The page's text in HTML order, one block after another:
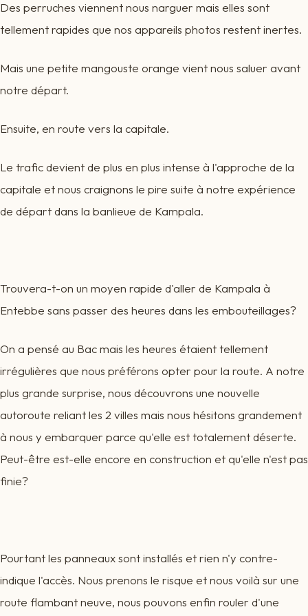
Des perruches viennent nous narguer mais elles sont
tellement rapides que nos appareils photos restent inertes.
Mais une petite mangouste orange vient nous saluer avant
notre départ.
Ensuite, en route vers la capitale.
Le trafic devient de plus en plus intense à l'approche de la
capitale et nous craignons le pire suite à notre expérience
de départ dans la banlieue de Kampala.
Trouvera-t-on un moyen rapide d'aller de Kampala à
Entebbe sans passer des heures dans les embouteillages?
On a pensé au Bac mais les heures étaient tellement
irrégulières que nous préférons opter pour la route. A notre
plus grande surprise, nous découvrons une nouvelle
autoroute reliant les 2 villes mais nous hésitons grandement
à nous y embarquer parce qu'elle est totalement déserte.
Peut-être est-elle encore en construction et qu'elle n'est pas
finie?
Pourtant les panneaux sont installés et rien n'y contre-
indique l'accès. Nous prenons le risque et nous voilà sur une
route flambant neuve, nous pouvons enfin rouler d'une